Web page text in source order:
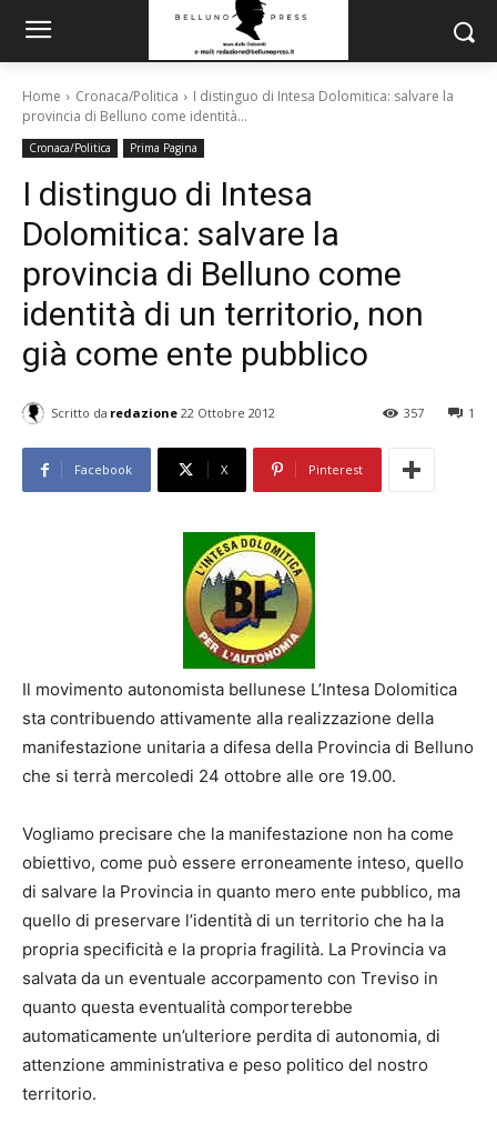
Home Cronaca/Politica
I distinguo di Intesa Dolomitica: salvare la
provincia di Belluno come identità...
Cronaca/Politica Prima Pagina
I distinguo di Intesa
Dolomitica: salvare la
provincia di Belluno come
identità di un territorio, non
già come ente pubblico
Scritto da redazione 22 Ottobre 2012 1
357
Facebook X Pinterest
Il movimento autonomista bellunese L’Intesa Dolomitica
sta contribuendo attivamente alla realizzazione della
manifestazione unitaria a difesa della Provincia di Belluno
che si terrà mercoledi 24 ottobre alle ore 19.00.
Vogliamo precisare che la manifestazione non ha come
obiettivo, come può essere erroneamente inteso, quello
di salvare la Provincia in quanto mero ente pubblico, ma
quello di preservare l’identità di un territorio che ha la
propria specificità e la propria fragilità. La Provincia va
salvata da un eventuale accorpamento con Treviso in
quanto questa eventualità comporterebbe
automaticamente un’ulteriore perdita di autonomia, di
attenzione amministrativa e peso politico del nostro
territorio.